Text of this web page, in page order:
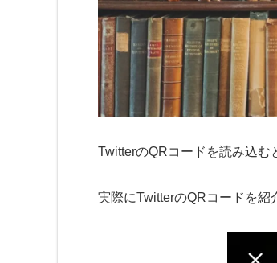
TwitterのQRコードを読み込む
実際にTwitterのQRコードを紹